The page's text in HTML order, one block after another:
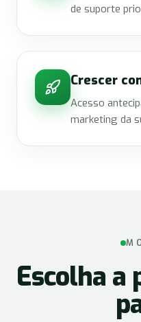
de suporte
Crescer
Acesso
marketing da
Escolha a